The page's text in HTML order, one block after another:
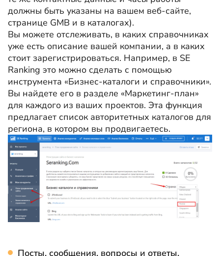
должны быть указаны на вашем веб-сайте,
странице GMB и в каталогах).
Вы можете отслеживать, в каких справочниках
уже есть описание вашей компании, а в каких
стоит зарегистрироваться. Например, в SE
Ranking это можно сделать с помощью
инструмента «Бизнес-каталоги и справочники».
Вы найдете его в разделе «Маркетинг-план»
для каждого из ваших проектов. Эта функция
предлагает список авторитетных каталогов для
региона, в котором вы продвигаетесь.
Посты, сообщения, вопросы и ответы.